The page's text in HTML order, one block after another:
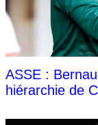
ASSE :
hiérarchie de